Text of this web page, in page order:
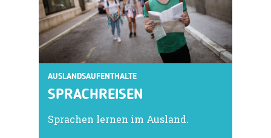
AUSLANDSAUFENTHALTE
SPRACHREISEN
Sprachen lernen im Ausland.